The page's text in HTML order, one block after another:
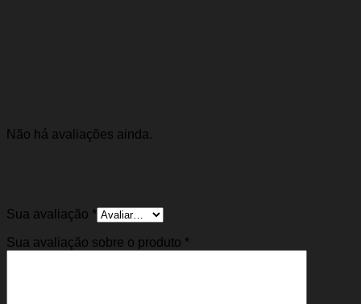
Não há avaliações ainda.
Sua avaliação *
Sua avaliação sobre o produto *